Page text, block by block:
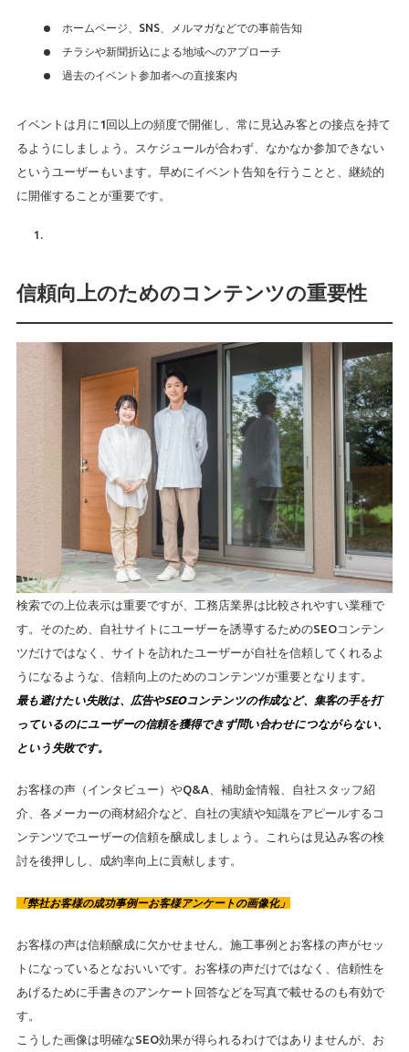
ホームページ、SNS、メルマガなどでの事前告知
チラシや新聞折込による地域へのアプローチ
過去のイベント参加者への直接案内
イベントは月に1回以上の頻度で開催し、常に見込み客との接点を持て
るようにしましょう。スケジュールが合わず、なかなか参加できない
というユーザーもいます。早めにイベント告知を行うことと、継続的
に開催することが重要です。
信頼向上のためのコンテンツの重要性
検索での上位表示は重要ですが、工務店業界は比較されやすい業種で
す。そのため、自社サイトにユーザーを誘導するためのSEOコンテン
ツだけではなく、サイトを訪れたユーザーが自社を信頼してくれるよ
うになるような、信頼向上のためのコンテンツが重要となります。
最も避けたい失敗は、広告やSEOコンテンツの作成など、集客の手を打
っているのにユーザーの信頼を獲得できず問い合わせにつながらない、
という失敗です。
お客様の声（インタビュー）やQ&A、補助金情報、自社スタッフ紹
介、各メーカーの商材紹介など、自社の実績や知識をアピールするコ
ンテンツでユーザーの信頼を醸成しましょう。これらは見込み客の検
討を後押しし、成約率向上に貢献します。
「弊社お客様の成功事例ーお客様アンケートの画像化」
お客様の声は信頼醸成に欠かせません。施工事例とお客様の声がセッ
トになっているとなおいいです。お客様の声だけではなく、信頼性を
あげるために手書きのアンケート回答などを写真で載せるのも有効で
す。
こうした画像は明確なSEO効果が得られるわけではありませんが、お